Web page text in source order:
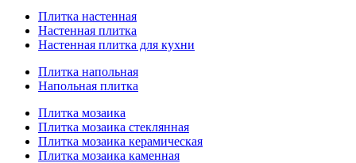
Плитка настенная
Настенная плитка
Настенная плитка для кухни
Плитка напольная
Напольная плитка
Плитка мозаика
Плитка мозаика стеклянная
Плитка мозаика керамическая
Плитка мозаика каменная